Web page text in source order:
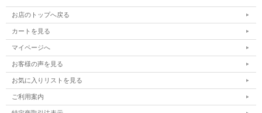
お店のトップへ戻る
カートを見る
マイページへ
お客様の声を見る
お気に入りリストを見る
ご利用案内